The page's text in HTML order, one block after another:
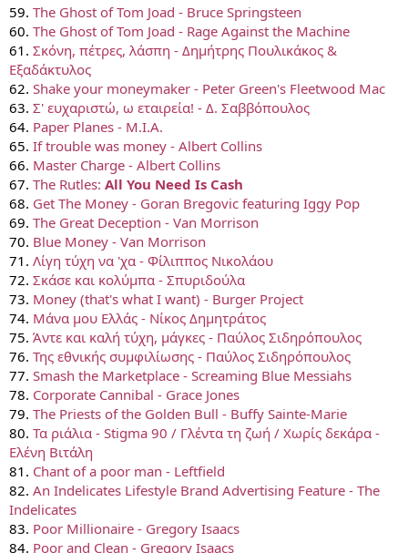
59. The Ghost of Tom Joad - Bruce Springsteen
60. The Ghost of Tom Joad - Rage Against the Machine
61. Σκόνη, πέτρες, λάσπη - Δημήτρης Πουλικάκος &
Εξαδάκτυλος
62. Shake your moneymaker - Peter Green's Fleetwood Mac
63. Σ' ευχαριστώ, ω εταιρεία! - Δ. Σαββόπουλος
64. Paper Planes - M.I.A.
65. If trouble was money - Albert Collins
66. Master Charge - Albert Collins
67. The Rutles: All You Need Is Cash
68. Get The Money - Goran Bregovic featuring Iggy Pop
69. The Great Deception - Van Morrison
70. Blue Money - Van Morrison
71. Λίγη τύχη να 'χα - Φίλιππος Νικολάου
72. Σκάσε και κολύμπα - Σπυριδούλα
73. Money (that's what I want) - Burger Project
74. Μάνα μου Ελλάς - Νίκος Δημητράτος
75. Άντε και καλή τύχη, μάγκες - Παύλος Σιδηρόπουλος
76. Της εθνικής συμφιλίωσης - Παύλος Σιδηρόπουλος
77. Smash the Marketplace - Screaming Blue Messiahs
78. Corporate Cannibal - Grace Jones
79. The Priests of the Golden Bull - Buffy Sainte-Marie
80. Τα ριάλια - Stigma 90 / Γλέντα τη ζωή / Χωρίς δεκάρα -
Ελένη Βιτάλη
81. Chant of a poor man - Leftfield
82. An Indelicates Lifestyle Brand Advertising Feature - The
Indelicates
83. Poor Millionaire - Gregory Isaacs
84. Poor and Clean - Gregory Isaacs